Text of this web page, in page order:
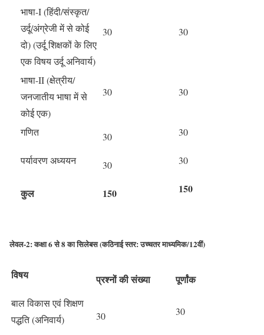
भाषा-I (हिंदी/संस्कृत/
उर्दू/अंग्रेजी में से कोई
दो) (उर्दू शिक्षकों के लिए
एक विषय उर्दू अनिवार्य)
30 30
भाषा-II (क्षेत्रीय/
जनजातीय भाषा में से
कोई एक)
30 30
गणित 30 30
पर्यावरण अध्ययन 30 30
कुल 150 150
लेवल-2: कक्षा 6 से 8 का सिलेबस (कठिनाई स्तर: उच्चतर माध्यमिक/12वीं)
विषय प्रश्नों की संख्या पूर्णांक
बाल विकास एवं शिक्षण
पद्धति (अनिवार्य)
30 30